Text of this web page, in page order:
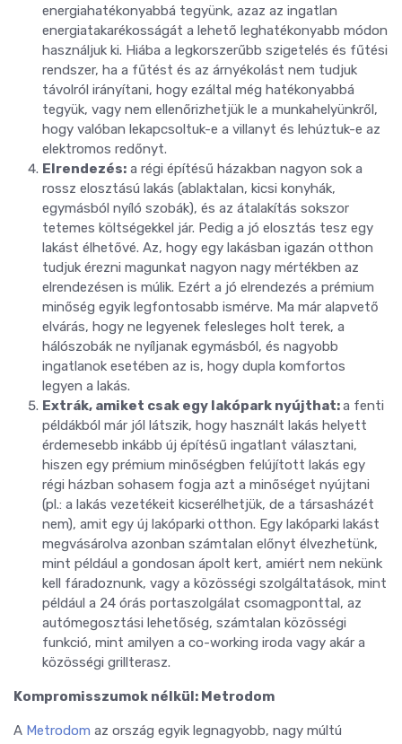
energiahatékonyabbá tegyünk, azaz az ingatlan
energiatakarékosságát a lehető leghatékonyabb módon
használjuk ki. Hiába a legkorszerűbb szigetelés és fűtési
rendszer, ha a fűtést és az árnyékolást nem tudjuk
távolról irányítani, hogy ezáltal még hatékonyabbá
tegyük, vagy nem ellenőrizhetjük le a munkahelyünkről,
hogy valóban lekapcsoltuk-e a villanyt és lehúztuk-e az
elektromos redőnyt.
Elrendezés: a régi építésű házakban nagyon sok a
rossz elosztású lakás (ablaktalan, kicsi konyhák,
egymásból nyíló szobák), és az átalakítás sokszor
tetemes költségekkel jár. Pedig a jó elosztás tesz egy
lakást élhetővé. Az, hogy egy lakásban igazán otthon
tudjuk érezni magunkat nagyon nagy mértékben az
elrendezésen is múlik. Ezért a jó elrendezés a prémium
minőség egyik legfontosabb ismérve. Ma már alapvető
elvárás, hogy ne legyenek felesleges holt terek, a
hálószobák ne nyíljanak egymásból, és nagyobb
ingatlanok esetében az is, hogy dupla komfortos
legyen a lakás.
Extrák, amiket csak egy lakópark nyújthat:a fenti
példákból már jól látszik, hogy használt lakás helyett
érdemesebb inkább új építésű ingatlant választani,
hiszen egy prémium minőségben felújított lakás egy
régi házban sohasem fogja azt a minőséget nyújtani
(pl.: a lakás vezetékeit kicserélhetjük, de a társasházét
nem), amit egy új lakóparki otthon. Egy lakóparki lakást
megvásárolva azonban számtalan előnyt élvezhetünk,
mint például a gondosan ápolt kert, amiért nem nekünk
kell fáradoznunk, vagy a közösségi szolgáltatások, mint
például a 24 órás portaszolgálat csomagponttal, az
autómegosztási lehetőség, számtalan közösségi
funkció, mint amilyen a co-working iroda vagy akár a
közösségi grillterasz.
Kompromisszumok nélkül: Metrodom
A Metrodom az ország egyik legnagyobb, nagy múltú